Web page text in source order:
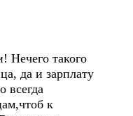
такого
да и зарплату
всегда
к